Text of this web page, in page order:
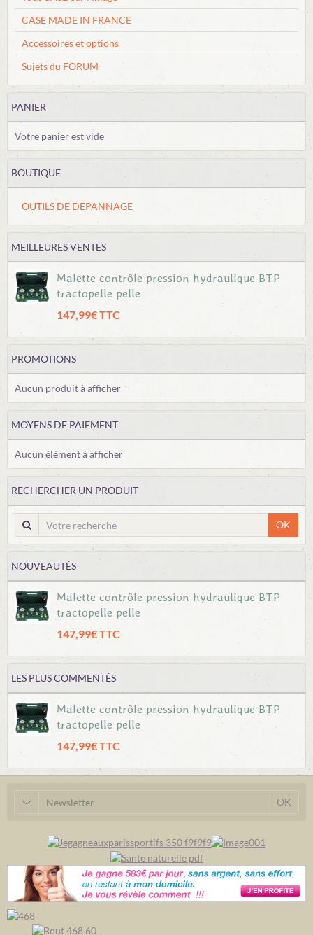
CASE MADE IN FRANCE
Accessoires et options
Sujets du FORUM
PANIER
Votre panier est vide
BOUTIQUE
OUTILS DE DEPANNAGE
MEILLEURES VENTES
Malette contrôle pression hydraulique BTP
tractopelle pelle
147,99€ TTC
PROMOTIONS
Aucun produit à afficher
MOYENS DE PAIEMENT
Aucun élément à afficher
RECHERCHER UN PRODUIT
OK
NOUVEAUTÉS
Malette contrôle pression hydraulique BTP
tractopelle pelle
147,99€ TTC
LES PLUS COMMENTÉS
Malette contrôle pression hydraulique BTP
tractopelle pelle
147,99€ TTC